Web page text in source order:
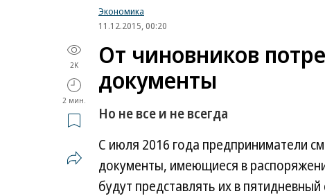
Экономика
11.12.2015, 00:20
2K
2 мин.
От чиновников
документы
Но не все и не всегда
С июля 2016 года предприниматели
документы, имеющиеся в
будут представлять их в